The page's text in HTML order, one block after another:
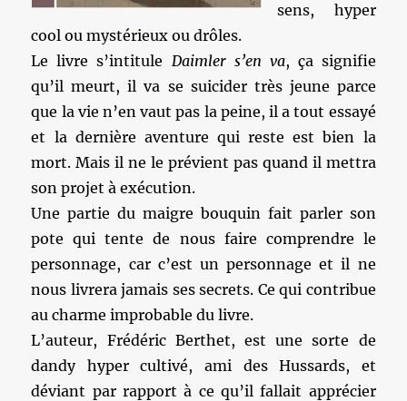
sens, hyper
cool ou mystérieux ou drôles.
Le livre s’intitule Daimler s’en va, ça signifie
qu’il meurt, il va se suicider très jeune parce
que la vie n’en vaut pas la peine, il a tout essayé
et la dernière aventure qui reste est bien la
mort. Mais il ne le prévient pas quand il mettra
son projet à exécution.
Une partie du maigre bouquin fait parler son
pote qui tente de nous faire comprendre le
personnage, car c’est un personnage et il ne
nous livrera jamais ses secrets. Ce qui contribue
au charme improbable du livre.
L’auteur, Frédéric Berthet, est une sorte de
dandy hyper cultivé, ami des Hussards, et
déviant par rapport à ce qu’il fallait apprécier